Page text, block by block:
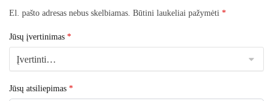
El. pašto adresas nebus skelbiamas. Būtini laukeliai pažymėti *
Jūsų įvertinimas *
Jūsų atsiliepimas *